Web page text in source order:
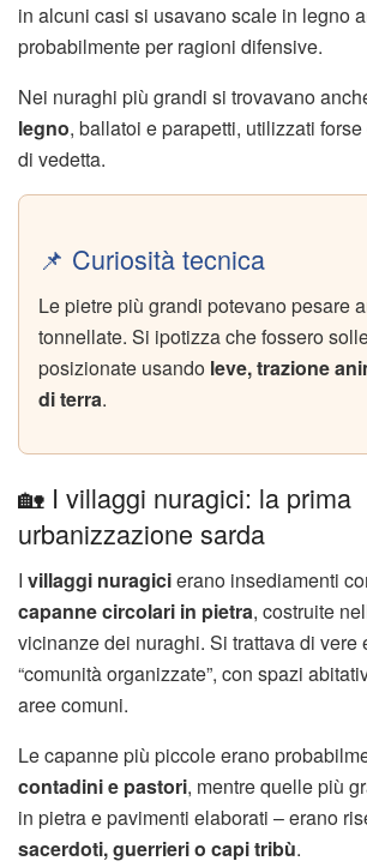
in alcuni casi si usavano scale in legno
probabilmente per ragioni difensive.
Nei nuraghi più grandi si trovavano
legno, ballatoi e parapetti, utilizzati
di vedetta.
📌 Curiosità tecnica
Le pietre più grandi potevano pesare
tonnellate. Si ipotizza che fossero
posizionate usando leve, trazione
di terra.
🏡 I villaggi nuragici: la prima
urbanizzazione sarda
I villaggi nuragicierano insediamenti
capanne circolari in pietra, costruite
vicinanze dei nuraghi. Si trattava di vere
“comunità organizzate”, con spazi
aree comuni.
Le capanne più piccole erano
contadini e pastori, mentre quelle più
in pietra e pavimenti elaborati – erano
sacerdoti, guerrieri o capi tribù.